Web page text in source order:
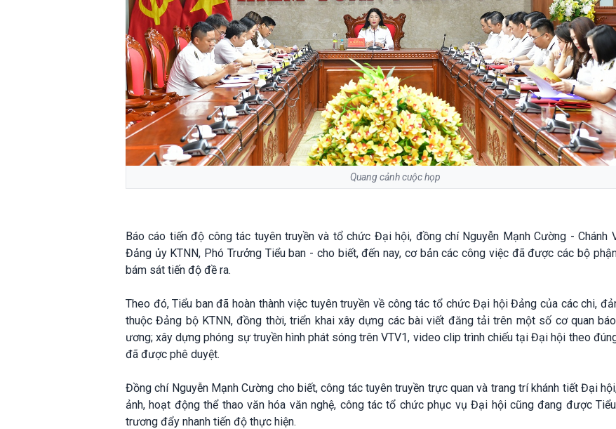
Quang cảnh cuộc họp
Báo cáo tiến độ công tác tuyên truyền và tổ chức Đại hội, đồng chí Nguyễn Mạnh Cường - Chánh
Đảng ủy KTNN, Phó Trưởng Tiểu ban - cho biết, đến nay, cơ bản các công việc đã được các bộ
bám sát tiến độ đề ra.
Theo đó, Tiểu ban đã hoàn thành việc tuyên truyền về công tác tổ chức Đại hội Đảng của các chi,
thuộc Đảng bộ KTNN, đồng thời, triển khai xây dựng các bài viết đăng tải trên một số cơ quan
ương; xây dựng phóng sự truyền hình phát sóng trên VTV1, video clip trình chiếu tại Đại hội theo
đã được phê duyệt.
Đồng chí Nguyễn Mạnh Cường cho biết, công tác tuyên truyền trực quan và trang trí khánh tiết Đại
ảnh, hoạt động thể thao văn hóa văn nghệ, công tác tổ chức phục vụ Đại hội cũng đang được
trương đẩy nhanh tiến độ thực hiện.